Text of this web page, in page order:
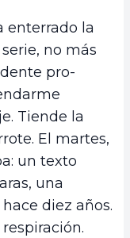
enterrado la
no más
pro-
Tiende la
El martes,
un texto
una
diez años.